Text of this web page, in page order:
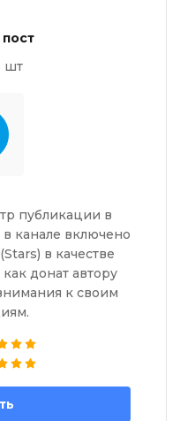
пост
шт
публикации в
в канале включено
в качестве
донат автору
к своим